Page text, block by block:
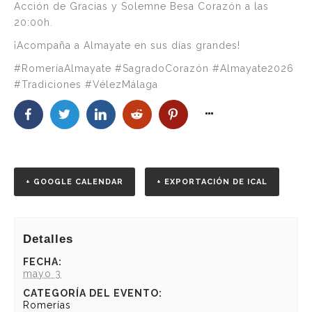
Acción de Gracias y Solemne Besa Corazón a las
20:00h.
¡Acompaña a Almayate en sus días grandes!
#RomeríaAlmayate #SagradoCorazón #Almayate2026
#Tradiciones #VélezMálaga
+ GOOGLE CALENDAR + EXPORTACIÓN DE ICAL
Detalles
FECHA:
mayo 3
CATEGORÍA DEL EVENTO:
Romerías